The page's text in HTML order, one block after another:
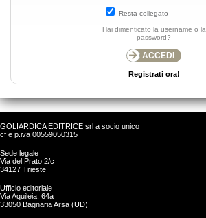
Resta collegato
Hai dimenticato la username o la
password?
Registrati ora!
GOLIARDICA EDITRICE srl a socio unico
cf e p.iva 00559050315
Sede legale
Via del Prato 2/c
34127 Trieste
Ufficio editoriale
Via Aquileia, 64a
33050 Bagnaria Arsa (UD)